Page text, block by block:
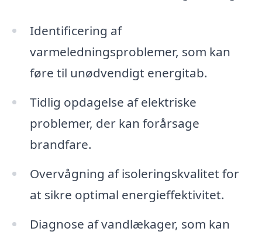
Identificering af
varmeledningsproblemer, som kan
føre til unødvendigt energitab.
Tidlig opdagelse af elektriske
problemer, der kan forårsage
brandfare.
Overvågning af isoleringskvalitet for
at sikre optimal energieffektivitet.
Diagnose af vandlækager, som kan